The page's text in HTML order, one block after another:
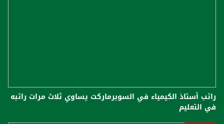
راتب أستاذ الكيمياء في السوبرماركت يساوي ثلاث مرات راتبه
في التعليم